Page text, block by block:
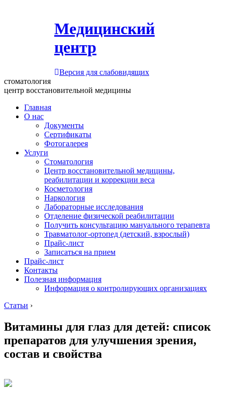
Медицинский
центр
Версия для слабовидящих
стоматология
центр восстановительной медицины
Главная
О нас
Документы
Сертификаты
Фотогалерея
Услуги
Стоматология
Центр восстановительной медицины,
реабилитации и коррекции веса
Косметология
Наркология
Лабораторные исследования
Отделение физической реабилитации
Получить консультацию мануального терапевта
Травматолог-ортопед (детский, взрослый)
Прайс-лист
Записаться на прием
Прайс-лист
Контакты
Полезная информация
Информация о контролирующих организациях
Статьи ›
Витамины для глаз для детей: список
препаратов для улучшения зрения,
состав и свойства